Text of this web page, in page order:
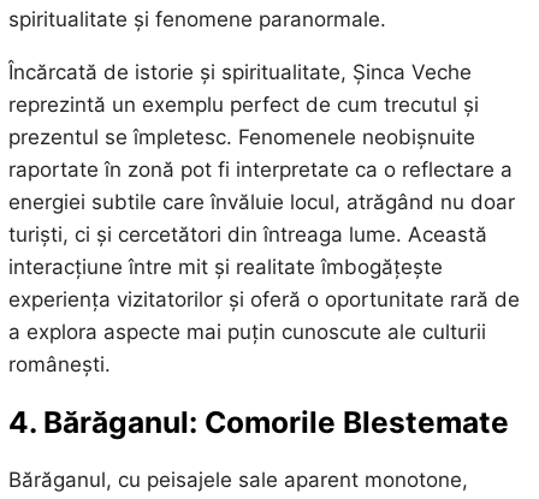
spiritualitate și fenomene paranormale.
Încărcată de istorie și spiritualitate, Șinca Veche
reprezintă un exemplu perfect de cum trecutul și
prezentul se împletesc. Fenomenele neobișnuite
raportate în zonă pot fi interpretate ca o reflectare a
energiei subtile care învăluie locul, atrăgând nu doar
turiști, ci și cercetători din întreaga lume. Această
interacțiune între mit și realitate îmbogățește
experiența vizitatorilor și oferă o oportunitate rară de
a explora aspecte mai puțin cunoscute ale culturii
românești.
4. Bărăganul: Comorile Blestemate
Bărăganul, cu peisajele sale aparent monotone,